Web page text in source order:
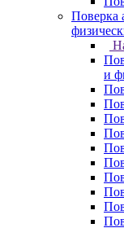
Поверка
и